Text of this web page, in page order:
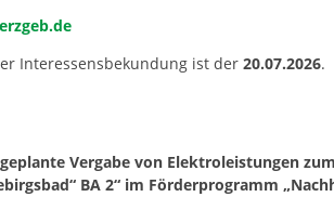
Interessensbekundung ist der 20.07.2026.
Vergabe von Elektroleistungen
BA 2“ im Förderprogramm